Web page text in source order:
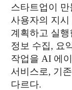
스타트업이
사용자의 지
계획하고 실
정보 수집, 요
작업을 AI 에
서비스로, 기
다르다.